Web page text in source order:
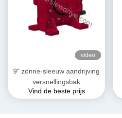
video
9" zonne-sleeuw aandrijving
versnellingsbak
Vind de beste prijs